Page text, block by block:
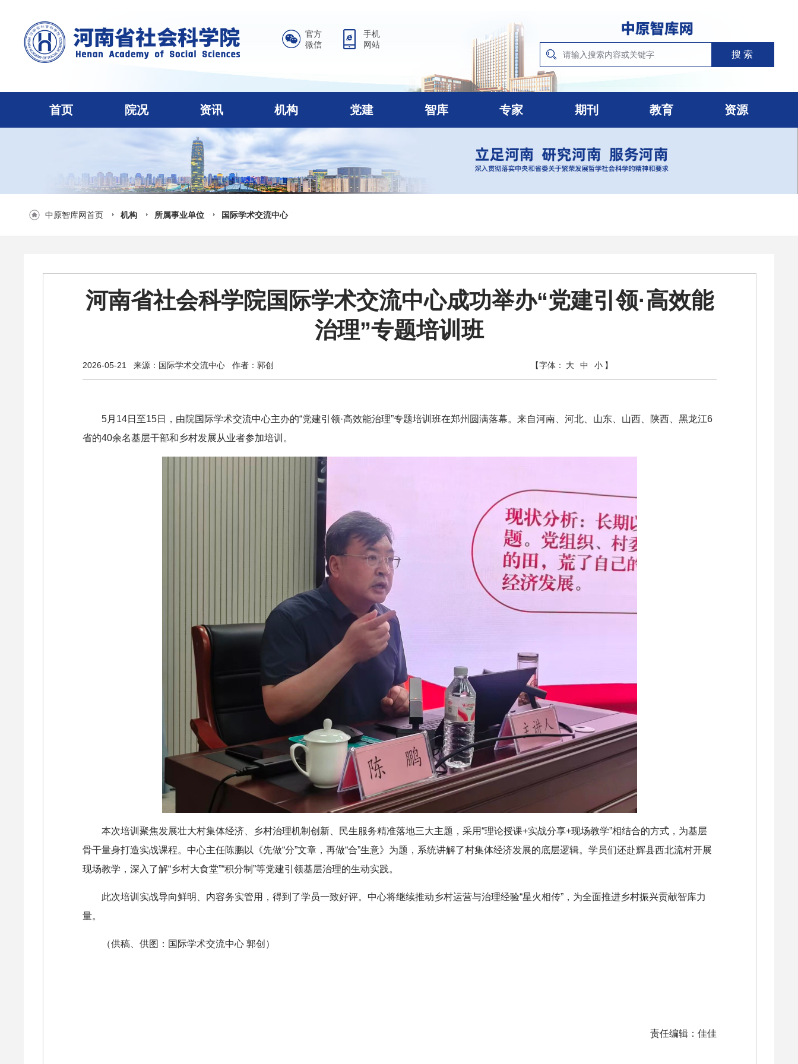
官方
微信
手机
网站
首页 院况 资讯 机构 党建 智库 专家 期刊 教育 资源
中原智库网首页 机构 所属事业单位 国际学术交流中心
河南省社会科学院国际学术交流中心成功举办“党建引领·高效能
治理”专题培训班
2026-05-21 来源：国际学术交流中心 作者：郭创 【字体： 大 中 小 】
5月14日至15日，由院国际学术交流中心主办的“党建引领·高效能治理”专题培训班在郑州圆满落幕。来自河南、河北、山东、山西、陕西、黑龙江6
省的40余名基层干部和乡村发展从业者参加培训。
本次培训聚焦发展壮大村集体经济、乡村治理机制创新、民生服务精准落地三大主题，采用“理论授课+实战分享+现场教学”相结合的方式，为基层
骨干量身打造实战课程。中心主任陈鹏以《先做“分”文章，再做“合”生意》为题，系统讲解了村集体经济发展的底层逻辑。学员们还赴辉县西北流村开展
现场教学，深入了解“乡村大食堂”“积分制”等党建引领基层治理的生动实践。
此次培训实战导向鲜明、内容务实管用，得到了学员一致好评。中心将继续推动乡村运营与治理经验“星火相传”，为全面推进乡村振兴贡献智库力
量。
（供稿、供图：国际学术交流中心 郭创）
责任编辑：佳佳